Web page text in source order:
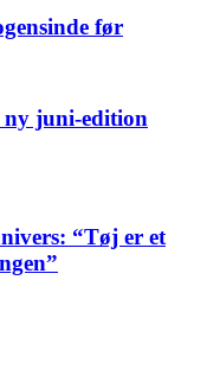
før
juni-edition
“Tøj er et